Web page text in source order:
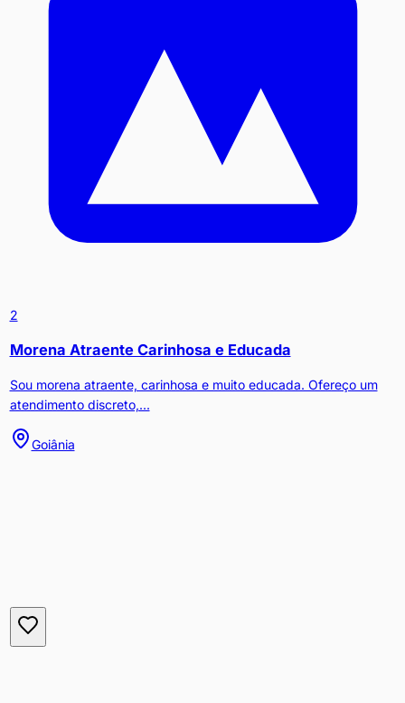
2
Morena Atraente Carinhosa e Educada
Sou morena atraente, carinhosa e muito educada. Ofereço um
atendimento discreto,...
Goiânia